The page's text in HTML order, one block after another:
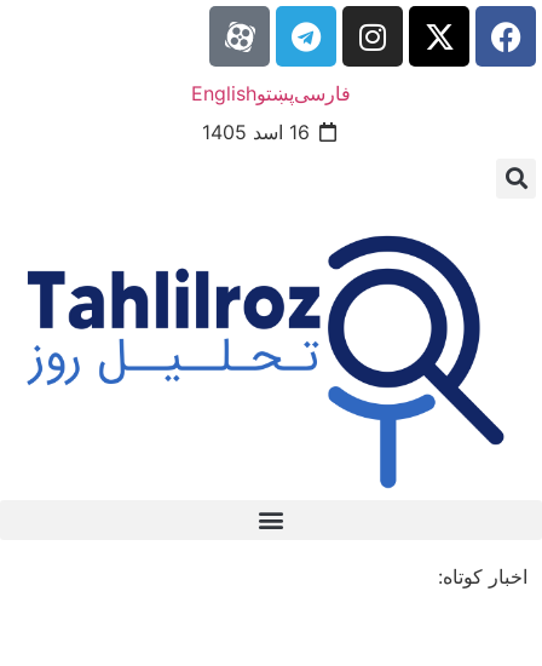
فارسی پښتوEnglish
16 اسد 1405
کوتاه: